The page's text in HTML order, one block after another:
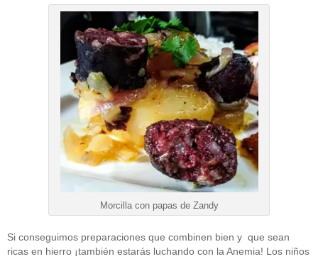
Morcilla con papas de Zandy
Si conseguimos preparaciones que combinen bien y que sean
ricas en hierro ¡también estarás luchando con la Anemia! Los niños